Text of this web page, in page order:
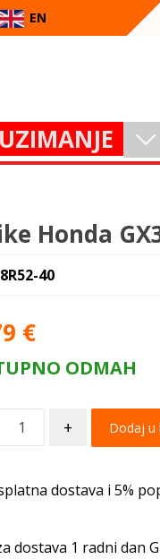
EN
Honda
40
€
ODMAH
+ Dodaj u
dostava i 5%
dostava 1 radni dan